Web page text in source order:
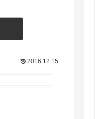
2016.12.15